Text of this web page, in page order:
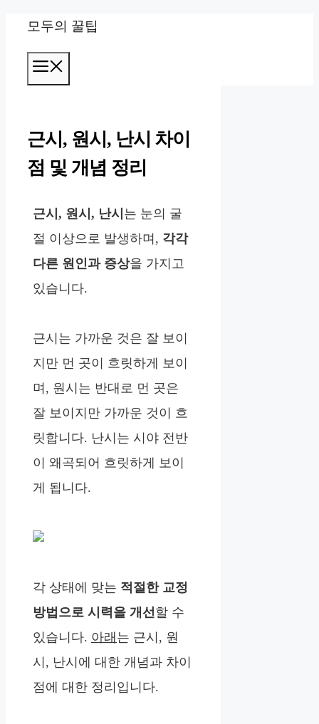
모두의 꿀팁
근시, 원시, 난시 차이
점 및 개념 정리
근시, 원시, 난시 는 눈의 굴
절 이상으로 발생하며, 각각
다른 원인과 증상을 가지고
있습니다.
근시는 가까운 것은 잘 보이
지만 먼 곳이 흐릿하게 보이
며, 원시는 반대로 먼 곳은
잘 보이지만 가까운 것이 흐
릿합니다. 난시는 시야 전반
이 왜곡되어 흐릿하게 보이
게 됩니다.
각 상태에 맞는 적절한 교정
방법으로 시력을 개선할 수
있습니다. 아래 는 근시, 원
시, 난시에 대한 개념과 차이
점에 대한 정리입니다.